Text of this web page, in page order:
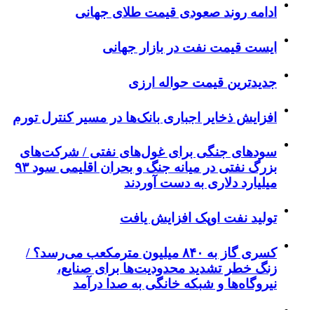
ادامه روند صعودی قیمت طلای جهانی
ایست قیمت نفت در بازار جهانی
جدیدترین قیمت حواله ارزی
افزایش ذخایر اجباری بانک‌ها در مسیر کنترل تورم
سودهای جنگی برای غول‌های نفتی / شرکت‌های
بزرگ نفتی در میانه جنگ و بحران اقلیمی سود ۹۳
میلیارد دلاری به دست آوردند
تولید نفت اوپک افزایش یافت
کسری گاز به ۸۴۰ میلیون مترمکعب می‌رسد؟ /
زنگ خطر تشدید محدودیت‌ها برای صنایع،
نیروگاه‌ها و شبکه خانگی به صدا درآمد